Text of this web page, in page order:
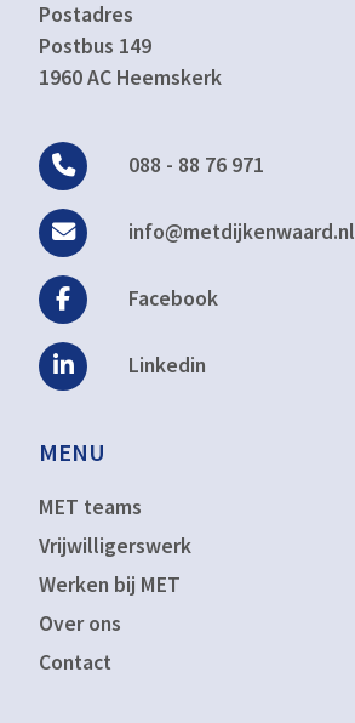
Postadres
Postbus 149
1960 AC Heemskerk
088 - 88 76 971
info@metdijkenwaard.nl
Facebook
Linkedin
MENU
MET teams
Vrijwilligerswerk
Werken bij MET
Over ons
Contact